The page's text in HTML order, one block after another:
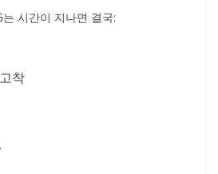
시간이 지나면 결국:
착